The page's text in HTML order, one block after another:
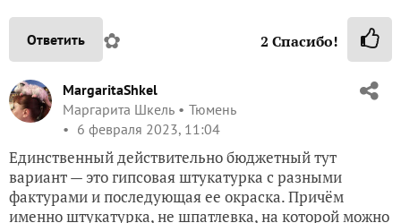
Ответить ✿ 2 Спасибо!
MargaritaShkel
Маргарита Шкель
Тюмень
6 февраля 2023, 11:04
Единственный действительно бюджетный тут
вариант — это гипсовая штукатурка с разными
фактурами и последующая ее окраска. Причём
именно штукатурка, не шпатлевка, на которой можно